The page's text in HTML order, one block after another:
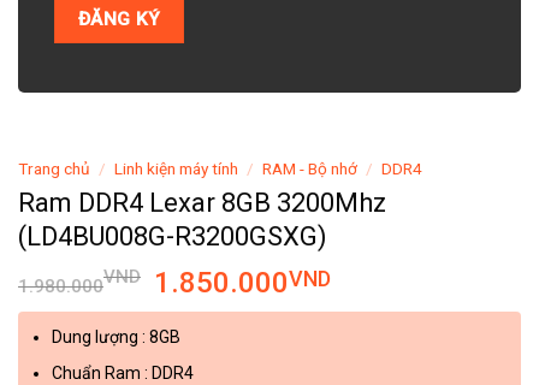
Trang chủ / Linh kiện máy tính / RAM - Bộ nhớ / DDR4
Ram DDR4 Lexar 8GB 3200Mhz
(LD4BU008G-R3200GSXG)
1.980.000VND 1.850.000VND
Dung lượng : 8GB
Chuẩn Ram : DDR4